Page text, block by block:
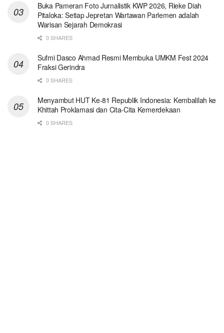
Buka Pameran Foto Jurnalistik KWP 2026, Rieke Diah
Pitaloka: Setiap Jepretan Wartawan Parlemen adalah
Warisan Sejarah Demokrasi
0 SHARES
Sufmi Dasco Ahmad Resmi Membuka UMKM Fest 2024
Fraksi Gerindra
0 SHARES
Menyambut HUT Ke-81 Republik Indonesia: Kembalilah ke
Khittah Proklamasi dan Cita-Cita Kemerdekaan
0 SHARES